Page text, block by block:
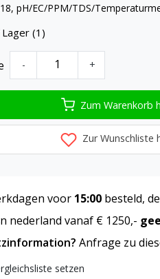
pH/EC/PPM/TDS/
Lager (1)
- +
Zum Warenkorb
Zur Wunschliste
voor 15:00 besteld,
nederland vanaf € 1250,-
Anfrage zu
setzen